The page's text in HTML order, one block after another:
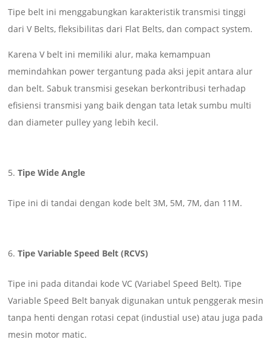
Tipe belt ini menggabungkan karakteristik transmisi tinggi
dari V Belts, fleksibilitas dari Flat Belts, dan compact system.
Karena V belt ini memiliki alur, maka kemampuan
memindahkan power tergantung pada aksi jepit antara alur
dan belt. Sabuk transmisi gesekan berkontribusi terhadap
efisiensi transmisi yang baik dengan tata letak sumbu multi
dan diameter pulley yang lebih kecil.
Tipe Wide Angle
Tipe ini di tandai dengan kode belt 3M, 5M, 7M, dan 11M.
Tipe Variable Speed Belt (RCVS)
Tipe ini pada ditandai kode VC (Variabel Speed Belt). Tipe
Variable Speed Belt banyak digunakan untuk penggerak mesin
tanpa henti dengan rotasi cepat (industial use) atau juga pada
mesin motor matic.